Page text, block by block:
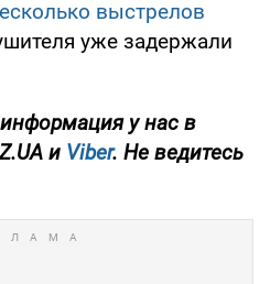
выстрелов
уже задержали
у нас в
и Viber. Не ведитесь